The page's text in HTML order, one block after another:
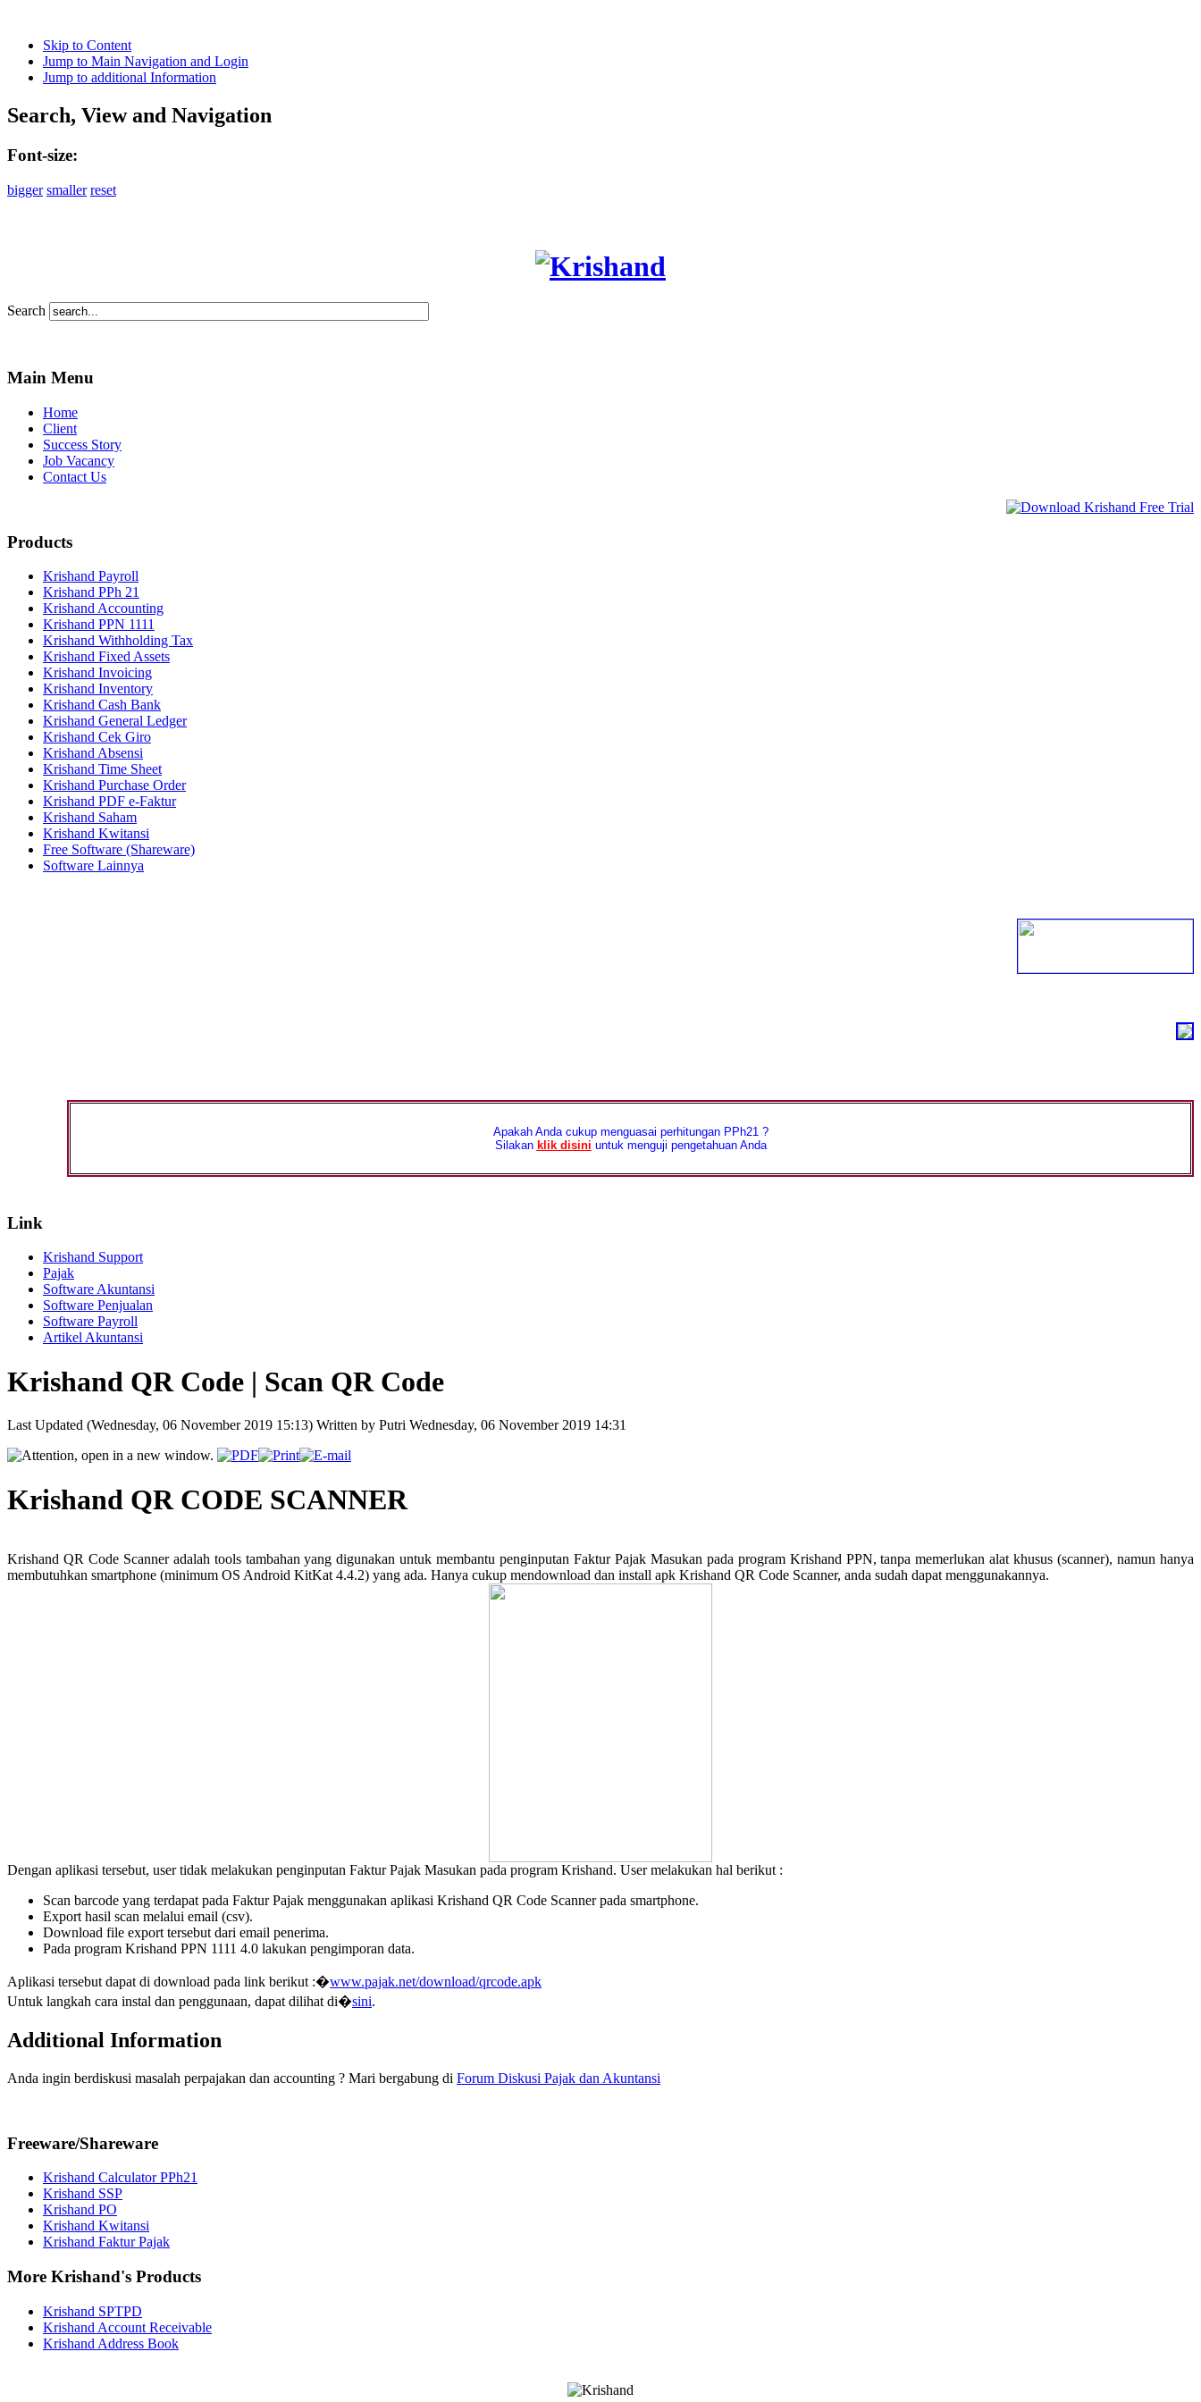
Skip to Content
Jump to Main Navigation and Login
Jump to additional Information
Search, View and Navigation
Font-size:
bigger smaller reset
Search
Main Menu
Home
Client
Success Story
Job Vacancy
Contact Us
Products
Krishand Payroll
Krishand PPh 21
Krishand Accounting
Krishand PPN 1111
Krishand Withholding Tax
Krishand Fixed Assets
Krishand Invoicing
Krishand Inventory
Krishand Cash Bank
Krishand General Ledger
Krishand Cek Giro
Krishand Absensi
Krishand Time Sheet
Krishand Purchase Order
Krishand PDF e-Faktur
Krishand Saham
Krishand Kwitansi
Free Software (Shareware)
Software Lainnya
Apakah Anda cukup menguasai perhitungan PPh21 ?
Silakan klik disini untuk menguji pengetahuan Anda
Link
Krishand Support
Pajak
Software Akuntansi
Software Penjualan
Software Payroll
Artikel Akuntansi
Krishand QR Code | Scan QR Code
Last Updated (Wednesday, 06 November 2019 15:13) Written by Putri Wednesday, 06 November 2019 14:31
Krishand QR CODE SCANNER
Krishand QR Code Scanner adalah tools tambahan yang digunakan untuk membantu penginputan Faktur Pajak Masukan pada program Krishand PPN, tanpa memerlukan alat khusus (scanner), namun hanya
membutuhkan smartphone (minimum OS Android KitKat 4.4.2) yang ada. Hanya cukup mendownload dan install apk Krishand QR Code Scanner, anda sudah dapat menggunakannya.
Dengan aplikasi tersebut, user tidak melakukan penginputan Faktur Pajak Masukan pada program Krishand. User melakukan hal berikut :
Scan barcode yang terdapat pada Faktur Pajak menggunakan aplikasi Krishand QR Code Scanner pada smartphone.
Export hasil scan melalui email (csv).
Download file export tersebut dari email penerima.
Pada program Krishand PPN 1111 4.0 lakukan pengimporan data.
Aplikasi tersebut dapat di download pada link berikut :�www.pajak.net/download/qrcode.apk
Untuk langkah cara instal dan penggunaan, dapat dilihat di�sini.
Additional Information
Anda ingin berdiskusi masalah perpajakan dan accounting ? Mari bergabung di Forum Diskusi Pajak dan Akuntansi
Freeware/Shareware
Krishand Calculator PPh21
Krishand SSP
Krishand PO
Krishand Kwitansi
Krishand Faktur Pajak
More Krishand's Products
Krishand SPTPD
Krishand Account Receivable
Krishand Address Book